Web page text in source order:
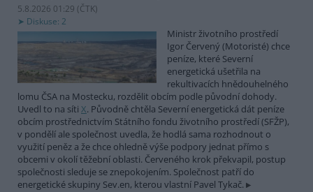
5.8.2026 01:29 (ČTK)
Diskuse: 2
Ministr životního prostředí
Igor Červený (Motoristé) chce
peníze, které Severní
energetická ušetřila na
rekultivacích hnědouhelného
lomu ČSA na Mostecku, rozdělit obcím podle původní dohody.
Uvedl to na síti X. Původně chtěla Severní energetická dát peníze
obcím prostřednictvím Státního fondu životního prostředí (SFŽP),
v pondělí ale společnost uvedla, že hodlá sama rozhodnout o
využití peněz a že chce ohledně výše podpory jednat přímo s
obcemi v okolí těžební oblasti. Červeného krok překvapil, postup
společnosti sleduje se znepokojením. Společnost patří do
energetické skupiny Sev.en, kterou vlastní Pavel Tykač.